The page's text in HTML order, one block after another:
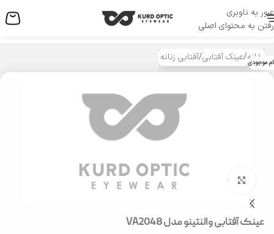
عبور به ناوبری
رفتن به محتوای اصلی
منو
خانه/عینک آفتابی/آفتابی زنانه موجودی
بزرگنمایی تصویر
عینک آفتابی والنتینو مدل VA2048